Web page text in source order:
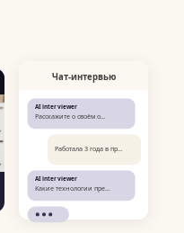
Чат-интервью
AI interviewer
Расскажите о своём о…
Работала 3 года в пр…
AI interviewer
Какие технологии пре…